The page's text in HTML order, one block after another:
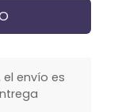
envío es